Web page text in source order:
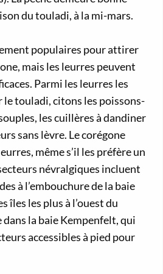
du touladi, à la mi-mars.
populaires pour attirer
mais les leurres peuvent
Parmi les leurres les
touladi, citons les poissons-
les cuillères à dandiner
sans lèvre. Le corégone
même s’il les préfère un
névralgiques incluent
à l’embouchure de la baie
îles les plus à l’ouest du
dans la baie Kempenfelt, qui
accessibles à pied pour